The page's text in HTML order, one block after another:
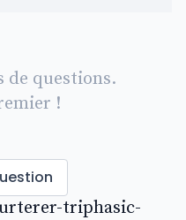
de questions.
!
triphasic-